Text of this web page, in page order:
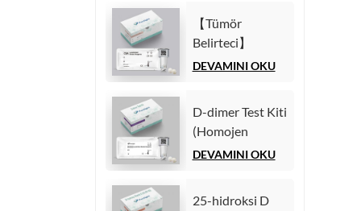
Test)
Kemilüminesans
İmmünolojik
Test)
【Tümör
Belirteci】
Karsinoembriyonik
(Homojen
Kemilüminesans
İmmünolojik
DEVAMINI OKU
D-dimer Test Kiti
(Homojen
Kemilüminesans
DEVAMINI OKU
25-hidroksi D